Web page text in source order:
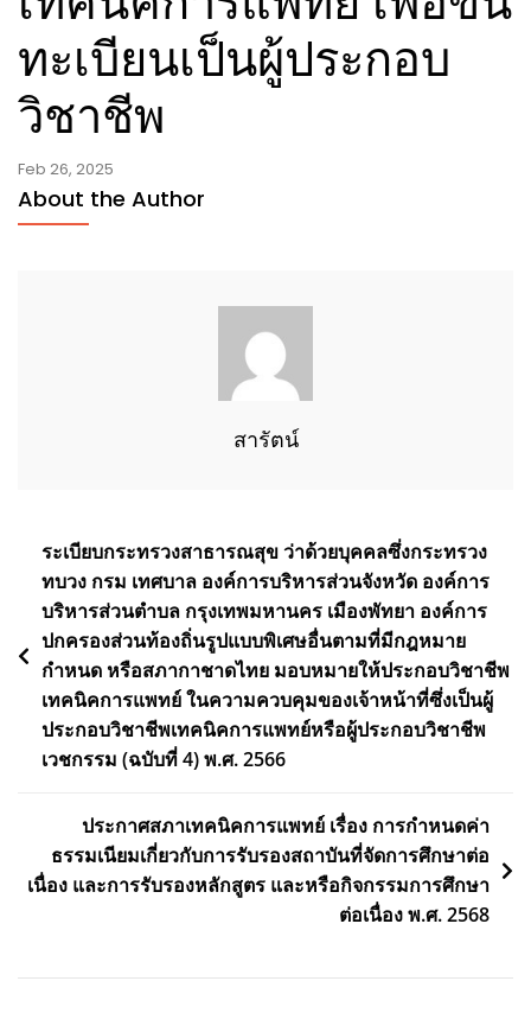
ทะเบียนเป็นผู้ประกอบ
วิชาชีพ
Feb 26, 2025
About the Author
สารัตน์
Post
navigation
ระเบียบกระทรวงสาธารณสุข ว่าด้วยบุคคลซึ่งกระทรวง
ทบวง กรม เทศบาล องค์การบริหารส่วนจังหวัด องค์การ
บริหารส่วนตําบล กรุงเทพมหานคร เมืองพัทยา องค์การ
ปกครองส่วนท้องถิ่นรูปแบบพิเศษอื่นตามที่มีกฎหมาย
กำหนด หรือสภากาชาดไทย มอบหมายให้ประกอบวิชาชีพ
เทคนิคการแพทย์ ในความควบคุมของเจ้าหน้าที่ซึ่งเป็นผู้
ประกอบวิชาชีพเทคนิคการแพทย์หรือผู้ประกอบวิชาชีพ
เวชกรรม (ฉบับที่ 4) พ.ศ. 2566
ประกาศสภาเทคนิคการแพทย์ เรื่อง การกำหนดค่า
ธรรมเนียมเกี่ยวกับการรับรองสถาบันที่จัดการศึกษาต่อ
เนื่อง และการรับรองหลักสูตร และหรือกิจกรรมการศึกษา
ต่อเนื่อง พ.ศ. 2568